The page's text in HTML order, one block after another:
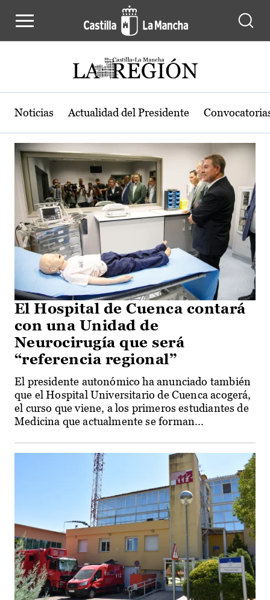
Actualidad de la región de Castilla-
Noticias Actualidad del Presidente
El Hospital de Cuenca contará
con una Unidad de
Neurocirugía que será
“referencia regional”
El presidente autonómico ha anunciado también
que el Hospital Universitario de Cuenca acogerá,
el curso que viene, a los primeros estudiantes de
Medicina que actualmente se forman...